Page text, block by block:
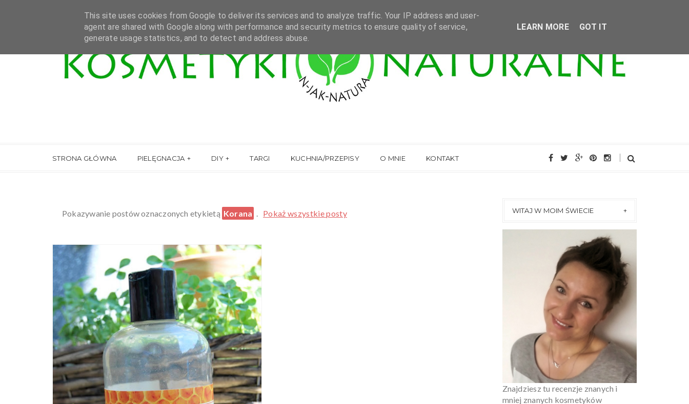
STRONA GŁÓWNA PIELĘGNACJA DIY TARGI KUCHNIA/PRZEPISY O MNIE KONTAKT
Pokazywanie postów oznaczonych etykietą Korana . Pokaż wszystkie posty WITAJ W MOIM ŚWIECIE
Znajdziesz tu recenzje znanych i
mniej znanych kosmetyków
This site uses cookies from Google to deliver its services and to analyze traffic. Your IP address and user-
agent are shared with Google along with performance and security metrics to ensure quality of service,
generate usage statistics, and to detect and address abuse.
LEARN MORE GOT IT